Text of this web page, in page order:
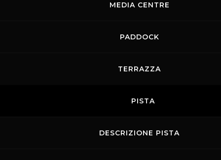
MEDIA CENTRE
PADDOCK
TERRAZZA
PISTA
DESCRIZIONE PISTA